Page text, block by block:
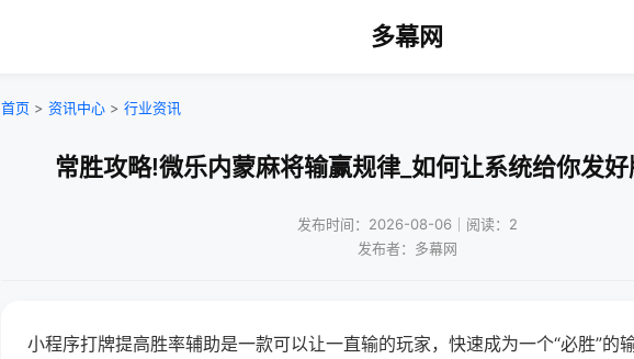
多幕网
首页 > 资讯中心 > 行业资讯
常胜攻略!微乐内蒙麻将输赢规律_如何让系统给你发
发布时间：2026-08-06｜阅读：2
发布者：多幕网
小程序打牌提高胜率辅助是一款可以让一直输的玩家，快速成为一个“必胜”的